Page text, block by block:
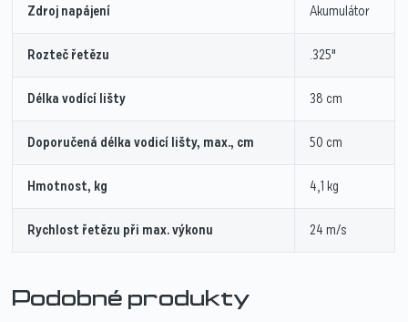
Zdroj napájení Akumulátor
Rozteč řetězu .325"
Délka vodící lišty 38 cm
Doporučená délka vodicí lišty, max., cm 50 cm
Hmotnost, kg 4,1 kg
Rychlost řetězu při max. výkonu 24 m/s
Podobné produkty